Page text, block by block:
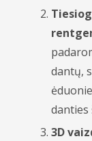
dantų,
danties
3D